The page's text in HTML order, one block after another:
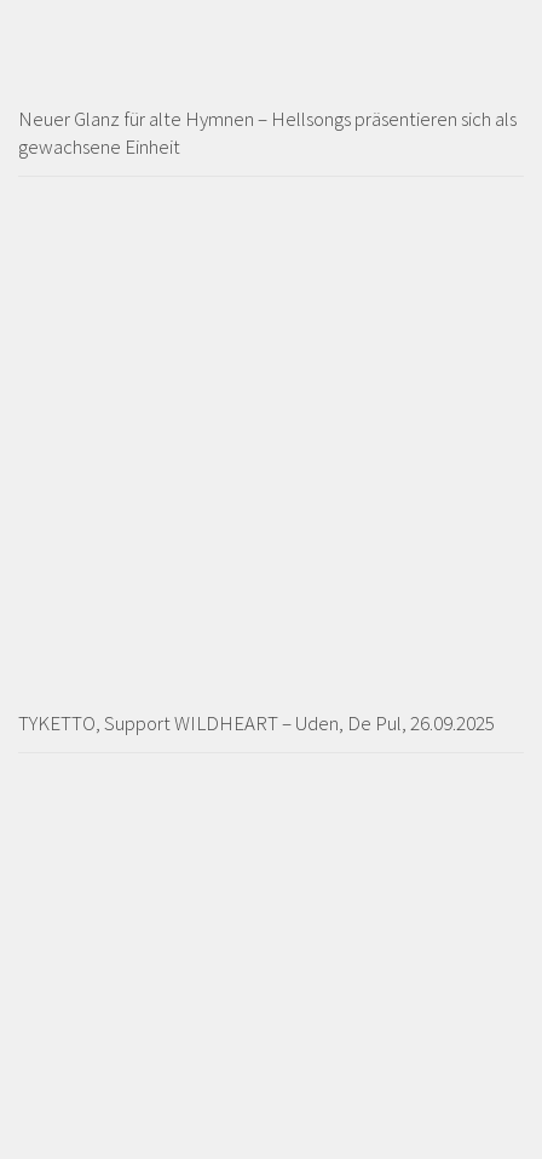
Neuer Glanz für alte Hymnen – Hellsongs präsentieren sich als
gewachsene Einheit
TYKETTO, Support WILDHEART – Uden, De Pul, 26.09.2025